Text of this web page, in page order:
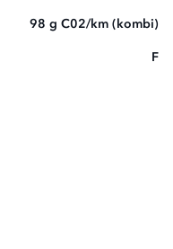
98 g C02/km (kombi)
F